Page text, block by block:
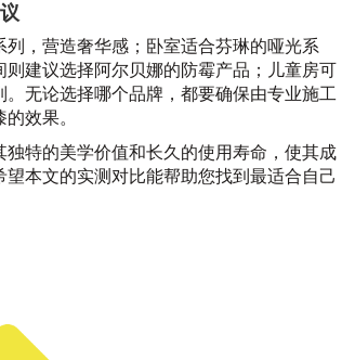
，营造奢华感；卧室适合芬琳的哑光系
建议选择阿尔贝娜的防霉产品；儿童房可
无论选择哪个品牌，都要确保由专业施工
效果。
特的美学价值和长久的使用寿命，使其成
本文的实测对比能帮助您找到最适合自己